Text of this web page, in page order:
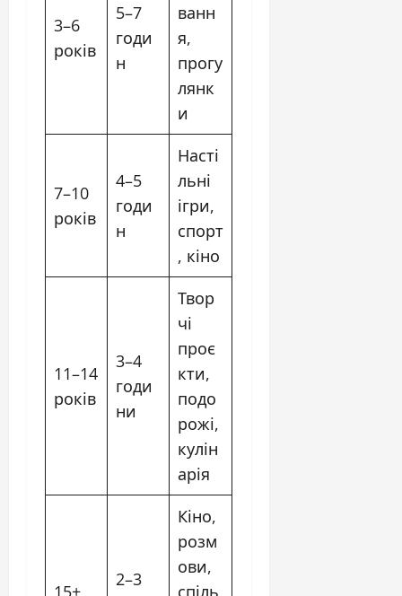
3–6
років
5–7
годи
н
ванн
я,
прогу
лянк
и
7–10
років
4–5
годи
н
Насті
льні
ігри,
спорт
, кіно
11–14
років
3–4
годи
ни
Твор
чі
проє
кти,
подо
рожі,
кулін
арія
15+
2–3
Кіно,
розм
ови,
спіль